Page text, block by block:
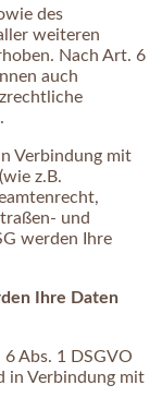
des
weiteren
Nach Art. 6
auch
Verbindung mit
z.B.
und
werden Ihre
Ihre Daten
Abs. 1 DSGVO
in Verbindung mit